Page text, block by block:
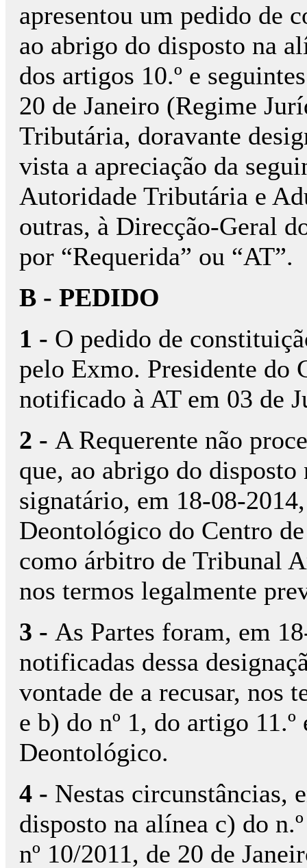
apresentou um pedido de
ao abrigo do disposto na
dos artigos 10.º e
20 de Janeiro (Regime
Tributária, doravante
vista a apreciação da
Autoridade Tributária e
outras, à Direcção-Geral
por “Requerida” ou “AT”.
B - PEDIDO
1 - O pedido de
pelo Exmo. Presidente do
notificado à AT em 03 de
2 - A Requerente não
que, ao abrigo do disposto
signatário, em 18-08-
Deontológico do Centro
como árbitro de Tribunal
nos termos legalmente
3 - As Partes foram, em
notificadas dessa
vontade de a recusar, nos
e b) do nº 1, do artigo
Deontológico.
4 - Nestas circunstâncias,
disposto na alínea c) do
nº 10/2011, de 20 de